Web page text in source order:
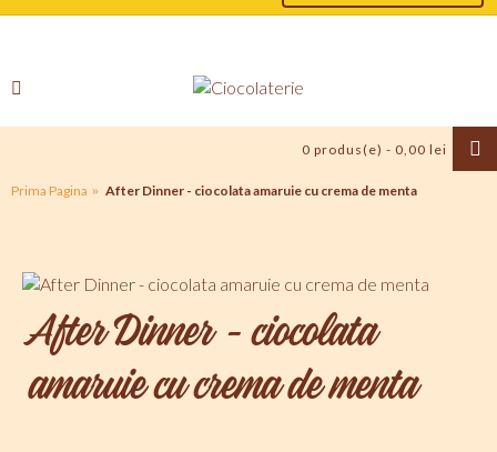
0 produs(e) - 0,00 lei
Prima Pagina After Dinner - ciocolata amaruie cu crema de menta
After Dinner - ciocolata
amaruie cu crema de menta